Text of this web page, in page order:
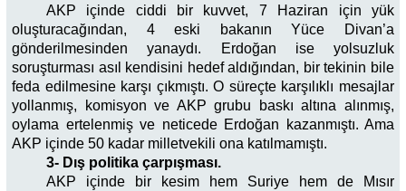
AKP içinde ciddi bir kuvvet, 7 Haziran için yük
oluşturacağından, 4 eski bakanın Yüce Divan’a
gönderilmesinden yanaydı. Erdoğan ise yolsuzluk
soruşturması asıl kendisini hedef aldığından, bir tekinin bile
feda edilmesine karşı çıkmıştı. O süreçte karşılıklı mesajlar
yollanmış, komisyon ve AKP grubu baskı altına alınmış,
oylama ertelenmiş ve neticede Erdoğan kazanmıştı. Ama
AKP içinde 50 kadar milletvekili ona katılmamıştı.
3- Dış politika çarpışması.
AKP içinde bir kesim hem Suriye hem de Mısır